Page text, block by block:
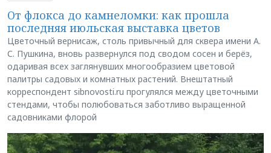
От флокса до камнеломки: как прошла
последняя июльская выставка цветов
Цветочный вернисаж, столь привычный для сквера имени А.
С. Пушкина, вновь развернулся под сводом сосен и берёз,
одаривая всех заглянувших многообразием цветовой
палитры садовых и комнатных растений. Внештатный
корреспондент sibnovosti.ru прогулялся между цветочными
стендами, чтобы полюбоваться заботливо выращенной
садовниками флорой